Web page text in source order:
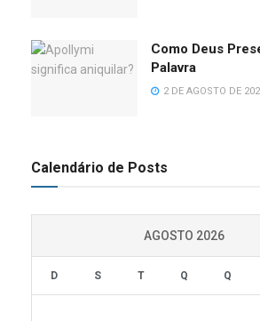
Como Deus
Palavra
2 DE AGOSTO DE
Calendário de Posts
AGOSTO 2026
D S T Q Q